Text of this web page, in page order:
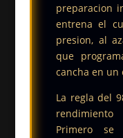
preparacion
entrena el
presion, al
que
cancha en un
La regla del
Primero